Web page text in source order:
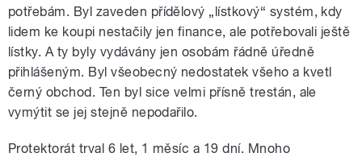
potřebám. Byl zaveden přídělový „lístkový“ systém, kdy
lidem ke koupi nestačily jen finance, ale potřebovali ještě
lístky. A ty byly vydávány jen osobám řádně úředně
přihlášeným. Byl všeobecný nedostatek všeho a kvetl
černý obchod. Ten byl sice velmi přísně trestán, ale
vymýtit se jej stejně nepodařilo.
Protektorát trval 6 let, 1 měsíc a 19 dní. Mnoho